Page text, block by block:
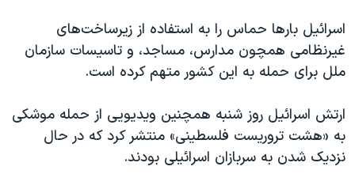
اسرائیل بارها حماس را به استفاده از زیرساخت‌های
غیرنظامی همچون مدارس، مساجد، و تاسیسات سازمان
ملل برای حمله به این کشور متهم کرده است.
ارتش اسرائیل روز شنبه همچنین ویدیویی از حمله موشکی
به «هشت تروریست فلسطینی» منتشر کرد که در حال
نزدیک‌ شدن به سربازان اسرائیلی بودند.